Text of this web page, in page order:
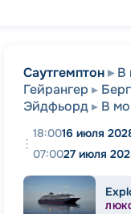
Саутгемптон В
Гейрангер
Эйдфьорд
В
18:0016 июля
07:0027 июля